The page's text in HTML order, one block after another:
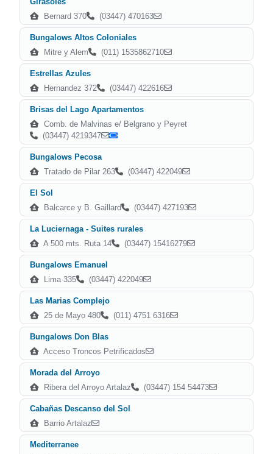
Bernard 370
(03447) 470163
Bungalows Altos Coloniales
Mitre y Alem
(011) 1535862710
Estrellas Azules
Hernandez 372
(03447) 422616
Brisas del Lago Apartamentos
Comb. de Malvinas e/ Belgrano y Peyret
(03447) 4219347
Bungalows Pecosa
Tratado de Pilar 263
(03447) 422049
El Sol
Balcarce y B. Gaillard
(03447) 427193
La Luciernaga - Suites rurales
A 500 mts. Ruta 14
(03447) 15416279
Bungalows Emanuel
Lima 335
(03447) 422049
Las Marias Complejo
25 de Mayo 480
(011) 4751 6316
Bungalows Don Blas
Acceso Troncos Petrificados
Morada del Arroyo
Ribera del Arroyo Artalaz
(03447) 154 54473
Cabañas Descanso del Sol
Barrio Artalaz
Mediterranee